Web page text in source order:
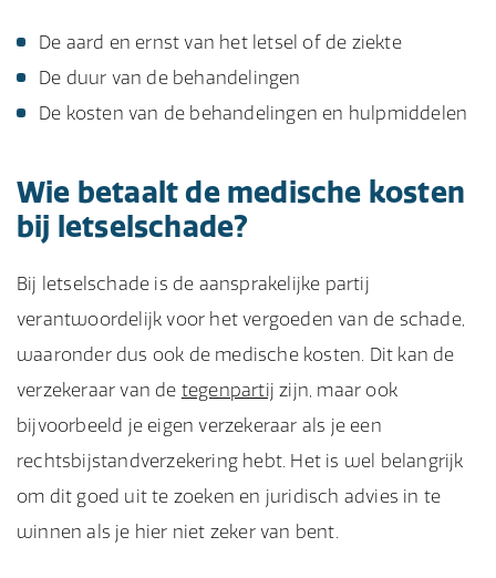
De aard en ernst van het letsel of de ziekte
De duur van de behandelingen
De kosten van de behandelingen en hulpmiddelen
Wie betaalt de medische kosten
bij letselschade?
Bij letselschade is de aansprakelijke partij
verantwoordelijk voor het vergoeden van de schade,
waaronder dus ook de medische kosten. Dit kan de
verzekeraar van de tegenpartij zijn, maar ook
bijvoorbeeld je eigen verzekeraar als je een
rechtsbijstandverzekering hebt. Het is wel belangrijk
om dit goed uit te zoeken en juridisch advies in te
winnen als je hier niet zeker van bent.